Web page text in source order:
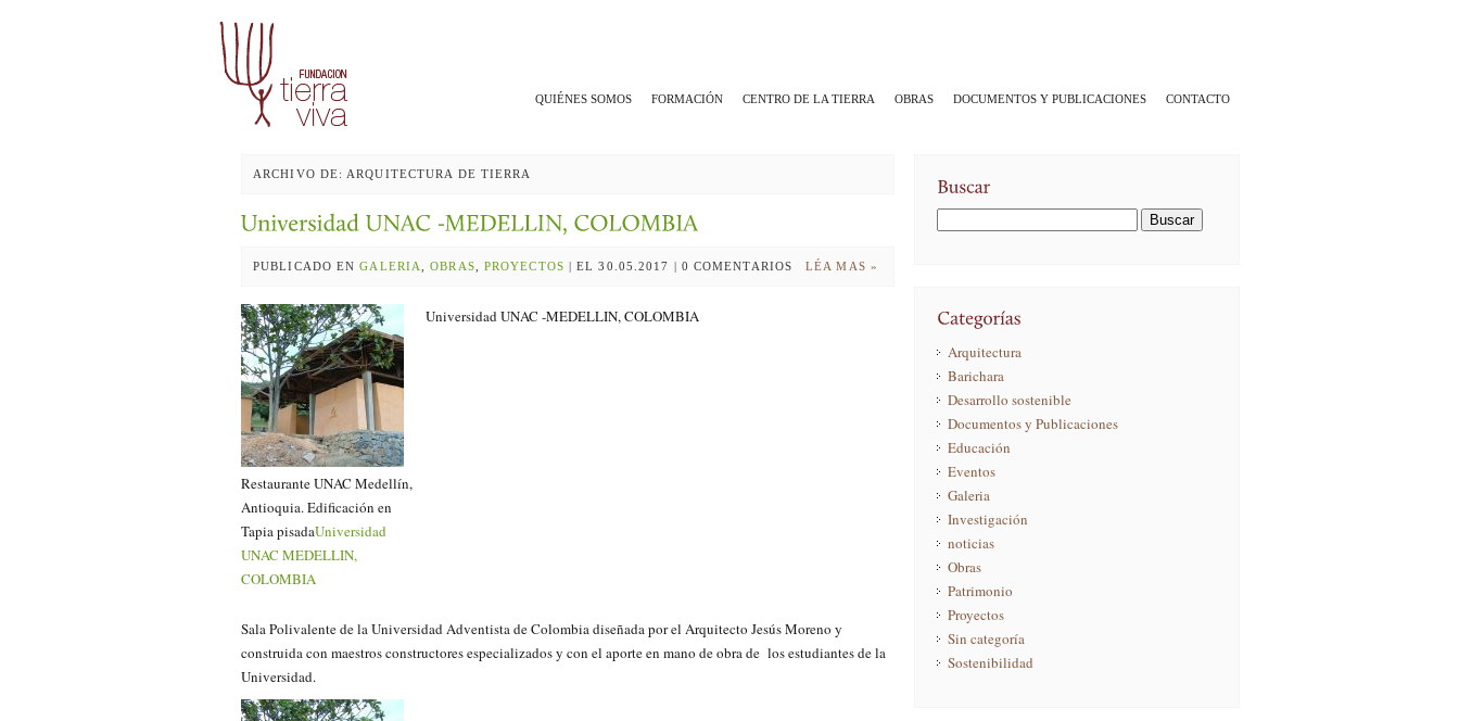
QUIÉNES SOMOS FORMACIÓN CENTRO DE LA TIERRA OBRAS DOCUMENTOS Y PUBLICACIONES CONTACTO
ARCHIVO DE: ARQUITECTURA DE TIERRA
PUBLICADO ENGALERIA ,OBRAS PROYECTOS | EL 30.05.2017 | 0 COMENTARIOS LÉA MAS »
Restaurante UNAC Medellín,
Antioquia. Edificación en
Tapia pisadaUniversidad
UNAC MEDELLIN,
COLOMBIA
Universidad UNAC -MEDELLIN, COLOMBIA
Sala Polivalente de la Universidad Adventista de Colombia diseñada por el Arquitecto Jesús Moreno y
construida con maestros constructores especializados y con el aporte en mano de obra de los estudiantes de la
Universidad.
Arquitectura
Barichara
Desarrollo sostenible
Documentos y Publicaciones
Educación
Eventos
Galeria
Investigación
noticias
Obras
Patrimonio
Proyectos
Sin categoría
Sostenibilidad